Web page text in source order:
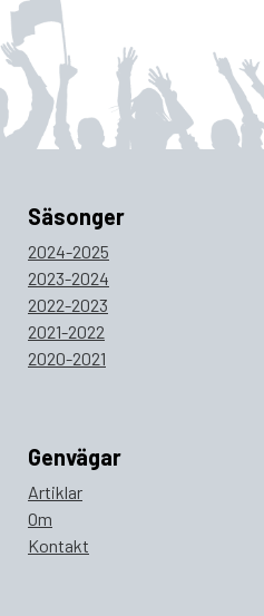
Säsonger
2024-2025
2023-2024
2022-2023
2021-2022
2020-2021
Genvägar
Artiklar
Om
Kontakt